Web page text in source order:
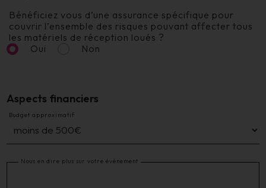
Oui Non
Bénéficiez vous d’une assurance spécifique pour
couvrir l’ensemble des risques pouvant affecter tous
les matériels de réception loués ?
Aspects financiers
Budget approximatif
Nous en dire plus sur votre évènement